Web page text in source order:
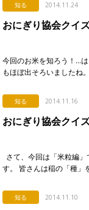
知る 2014.11.24
おにぎり協会クイ
今回のお米を知ろう！…
もほぼ出そろいましたね
なってきまし […]
知る 2014.11.16
おにぎり協会クイ
さて、今回は「米粒編
す。 皆さんは稲の「種」
[…]
知る 2014.11.10